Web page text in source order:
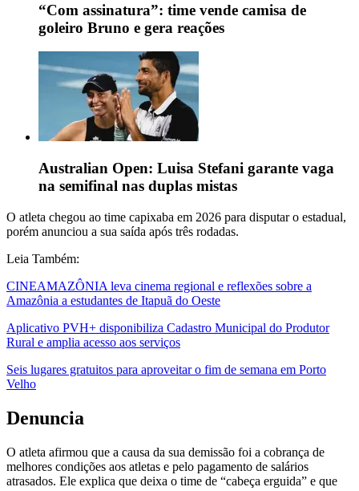
“Com assinatura”: time vende camisa de
goleiro Bruno e gera reações
Australian Open: Luisa Stefani garante vaga
na semifinal nas duplas mistas
O atleta chegou ao time capixaba em 2026 para disputar o estadual,
porém anunciou a sua saída após três rodadas.
Leia Também:
CINEAMAZÔNIA leva cinema regional e reflexões sobre a
Amazônia a estudantes de Itapuã do Oeste
Aplicativo PVH+ disponibiliza Cadastro Municipal do Produtor
Rural e amplia acesso aos serviços
Seis lugares gratuitos para aproveitar o fim de semana em Porto
Velho
Denuncia
O atleta afirmou que a causa da sua demissão foi a cobrança de
melhores condições aos atletas e pelo pagamento de salários
atrasados. Ele explica que deixa o time de “cabeça erguida” e que